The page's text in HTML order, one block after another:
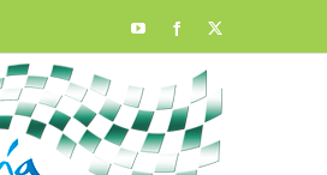
YouTubeFacebook